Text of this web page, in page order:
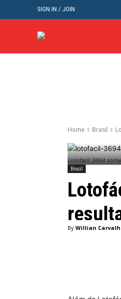
SIGN IN / JOIN
Home Brasil
Lotofácil 3694
Brasil
By Willian